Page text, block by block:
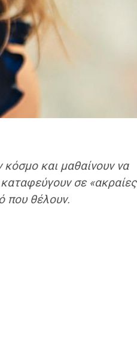
κόσμο και μαθαίνουν να
σε
που θέλουν.